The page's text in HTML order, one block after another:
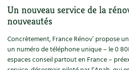
NOUVEAUTÉS
Recettes de printemps
Recettes par type de plat
Recettes sans gluten
Les 4 saisons
Questions à la rédaction
Entre abonné·es
Un nouveau service de la
nouveautés
Concrètement, France Rénov’ propose
un numéro de téléphone unique – le 0
espaces conseil partout en France –